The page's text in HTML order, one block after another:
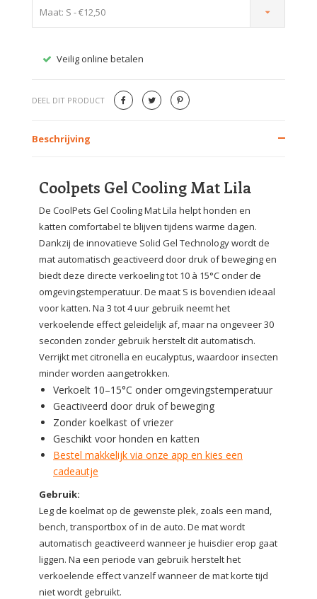
Maat: S - €12,50
Veilig online betalen
DEEL DIT PRODUCT
Beschrijving
Coolpets Gel Cooling Mat Lila
De CoolPets Gel Cooling Mat Lila helpt honden en
katten comfortabel te blijven tijdens warme dagen.
Dankzij de innovatieve Solid Gel Technology wordt de
mat automatisch geactiveerd door druk of beweging en
biedt deze directe verkoeling tot 10 à 15°C onder de
omgevingstemperatuur. De maat S is bovendien ideaal
voor katten. Na 3 tot 4 uur gebruik neemt het
verkoelende effect geleidelijk af, maar na ongeveer 30
seconden zonder gebruik herstelt dit automatisch.
Verrijkt met citronella en eucalyptus, waardoor insecten
minder worden aangetrokken.
Verkoelt 10–15°C onder omgevingstemperatuur
Geactiveerd door druk of beweging
Zonder koelkast of vriezer
Geschikt voor honden en katten
Bestel makkelijk via onze app en kies een
cadeautje
Gebruik:
Leg de koelmat op de gewenste plek, zoals een mand,
bench, transportbox of in de auto. De mat wordt
automatisch geactiveerd wanneer je huisdier erop gaat
liggen. Na een periode van gebruik herstelt het
verkoelende effect vanzelf wanneer de mat korte tijd
niet wordt gebruikt.